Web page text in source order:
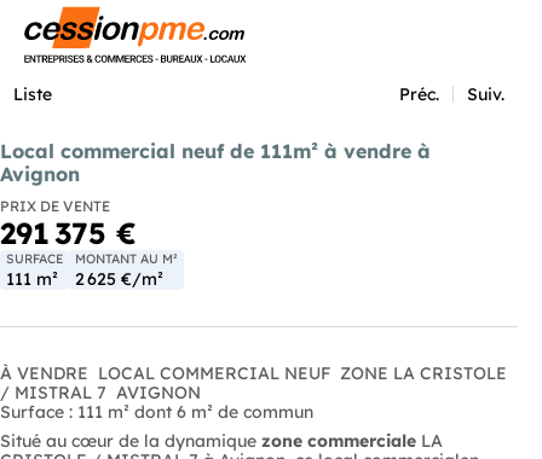
Liste Préc. Suiv.
Local commercial neuf de 111m² à vendre à
Avignon
PRIX DE VENTE
291 375 €
SURFACE
111 m²
MONTANT AU M²
2 625 €/m²
À VENDRE  LOCAL COMMERCIAL NEUF  ZONE LA CRISTOLE
/ MISTRAL 7  AVIGNON
Surface : 111 m² dont 6 m² de commun
Situé au cœur de la dynamique zone commerciale LA